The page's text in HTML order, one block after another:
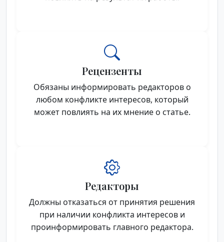
Рецензенты
Обязаны информировать редакторов о
любом конфликте интересов, который
может повлиять на их мнение о статье.
Редакторы
Должны отказаться от принятия решения
при наличии конфликта интересов и
проинформировать главного редактора.